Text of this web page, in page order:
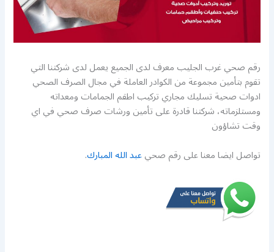
رقم صحي غرب الجليب معرف لدى الجميع يعمل لدى شركتنا التي
تقوم بتأمين مجموعة من الكوادر العاملة في مجال الصرف الصحي
ادوات صحية تسليك مجاري تركيب اطقم الجمامات ومعداته
ومستلزماته، شركتنا قادرة على تأمين ورشات صرف صحي في اي
وقت تشاؤون
تواصل ايضا معنا على رقم صحيعبد الله المبارك.